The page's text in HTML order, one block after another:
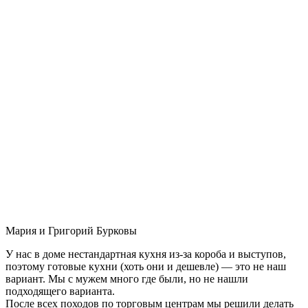
Мария и Григорий Бурковы
У нас в доме нестандартная кухня из-за короба и выступов,
поэтому готовые кухни (хоть они и дешевле) — это не наш
вариант. Мы с мужем много где были, но не нашли
подходящего варианта.
После всех походов по торговым центрам мы решили делать